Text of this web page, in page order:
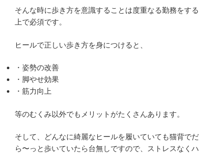
そんな時に歩き方を意識することは度重なる勤務をする
上で必須です。
ヒールで正しい歩き方を身につけると、
・姿勢の改善
・脚やせ効果
・筋力向上
等のむくみ以外でもメリットがたくさんあります。
そして、どんなに綺麗なヒールを履いていても猫背でだ
ら〜っと歩いていたら台無しですので、ストレスなくハ